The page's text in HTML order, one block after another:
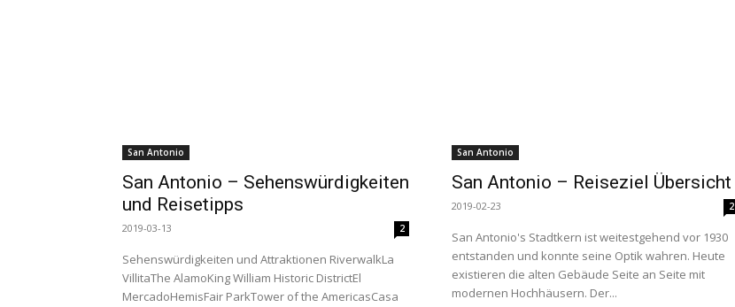
San Antonio
San Antonio – Sehenswürdigkeiten
und Reisetipps
2019-03-13 2
Sehenswürdigkeiten und Attraktionen RiverwalkLa
VillitaThe AlamoKing William Historic DistrictEl
MercadoHemisFair ParkTower of the AmericasCasa
San Antonio
San Antonio – Reiseziel Übersicht
2019-02-23 2
San Antonio's Stadtkern ist weitestgehend vor 1930
entstanden und konnte seine Optik wahren. Heute
existieren die alten Gebäude Seite an Seite mit
modernen Hochhäusern. Der...